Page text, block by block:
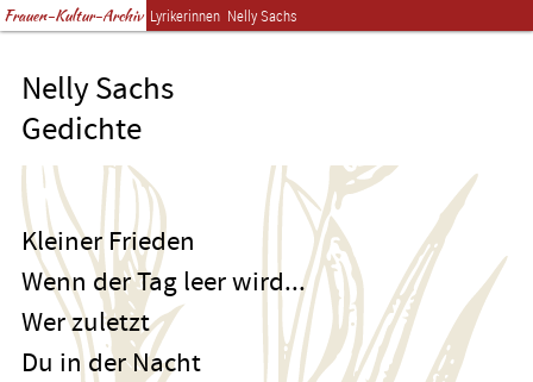
Frauen-Kultur-Archiv Lyrikerinnen Nelly Sachs
Nelly Sachs
Gedichte
Kleiner Frieden
Wenn der Tag leer wird...
Wer zuletzt
Du in der Nacht